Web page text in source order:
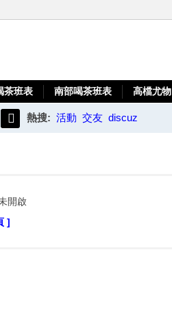
茶班表 南部喝茶班表 高檔尤物
熱搜: 活動 交友 discuz
開啟
]